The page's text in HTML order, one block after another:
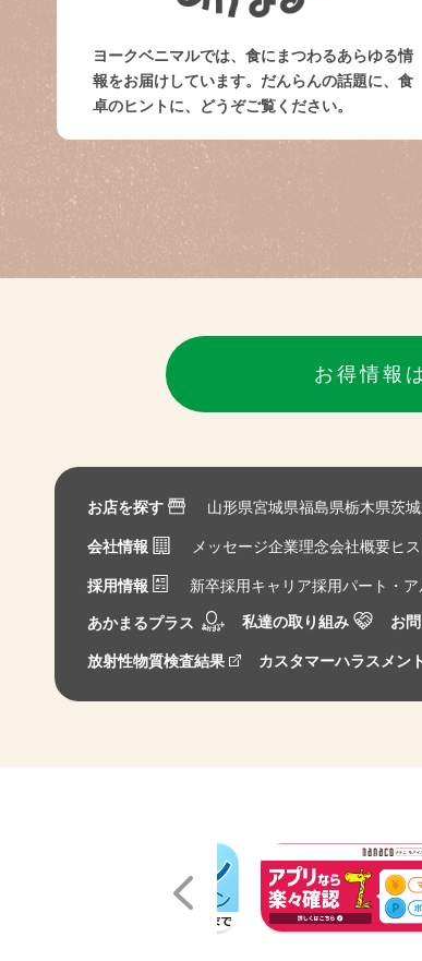
ヨークベニマルでは、食にまつわるあらゆる情
報をお届けしています。だんらんの話題に、食
卓のヒントに、どうぞご覧ください。
お得情報
お店を探す 山形県宮城県福島県栃木県茨
会社情報 メッセージ企業理念会社概要ヒ
採用情報 新卒採用キャリア採用パート・
あかまるプラス 私達の取り組み お
放射性物質検査結果 カスタマーハラスメン